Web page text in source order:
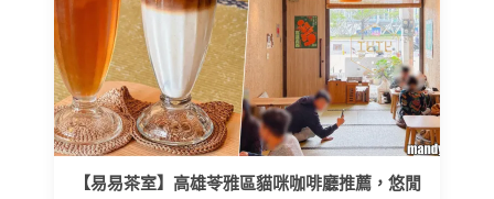
【易易茶室】高雄苓雅區貓咪咖啡廳推薦，悠閒